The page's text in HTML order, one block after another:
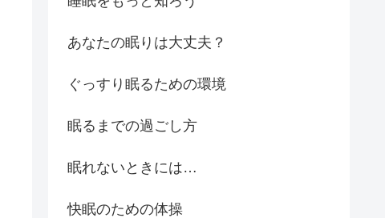
あなたの眠りは大丈夫？
ぐっすり眠るための環境
眠るまでの過ごし方
眠れないときには…
快眠のための体操